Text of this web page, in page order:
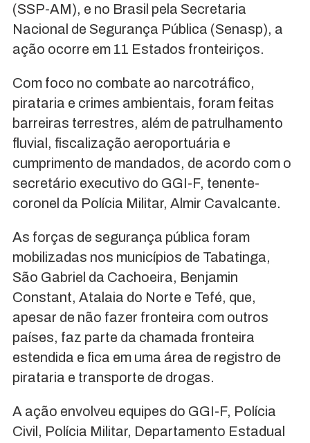
(SSP-AM), e no Brasil pela Secretaria
Nacional de Segurança Pública (Senasp), a
ação ocorre em 11 Estados fronteiriços.
Com foco no combate ao narcotráfico,
pirataria e crimes ambientais, foram feitas
barreiras terrestres, além de patrulhamento
fluvial, fiscalização aeroportuária e
cumprimento de mandados, de acordo com o
secretário executivo do GGI-F, tenente-
coronel da Polícia Militar, Almir Cavalcante.
As forças de segurança pública foram
mobilizadas nos municípios de Tabatinga,
São Gabriel da Cachoeira, Benjamin
Constant, Atalaia do Norte e Tefé, que,
apesar de não fazer fronteira com outros
países, faz parte da chamada fronteira
estendida e fica em uma área de registro de
pirataria e transporte de drogas.
A ação envolveu equipes do GGI-F, Polícia
Civil, Polícia Militar, Departamento Estadual